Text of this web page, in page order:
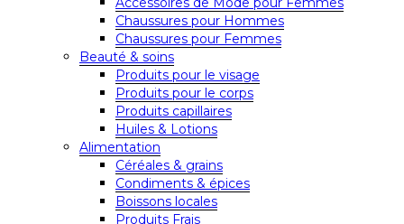
Chaussures pour Hommes
Chaussures pour Femmes
Beauté & soins
Produits pour le visage
Produits pour le corps
Produits capillaires
Huiles & Lotions
Alimentation
Céréales & grains
Condiments & épices
Boissons locales
Produits Frais